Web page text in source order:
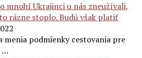
mnohí Ukrajinci u nás zneužívali,
rázne stoplo. Budú však platiť
menia podmienky cestovania pre
…